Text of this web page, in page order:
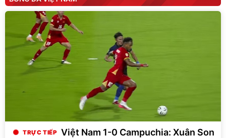
Việt Nam 1-0 Campuchia: Xuân Son